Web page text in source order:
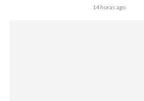
14 horas ago